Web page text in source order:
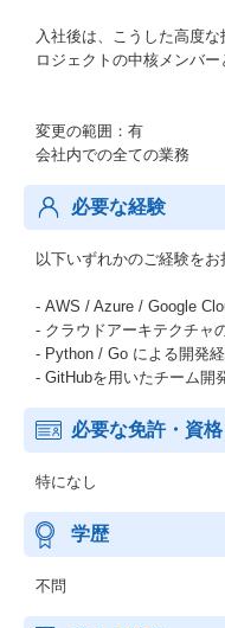
入社後は、こうした高度
ロジェクトの中核メンバー
変更の範囲：有
会社内での全ての業務
必要な経験
以下いずれかのご経験をお
- AWS / Azure / Google
- クラウドアーキテクチャ
- Python / Go による開発経
- GitHubを用いたチーム開
必要な免許・資格
特になし
学歴
不問